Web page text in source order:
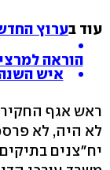
עוד בערוץ
הוראה
איש השנה של
ראש אגף
לא היה, לא
יח"צנים